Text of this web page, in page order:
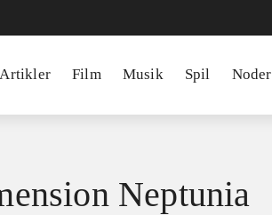
Artikler Film Musik Spil Noder
Neptunia